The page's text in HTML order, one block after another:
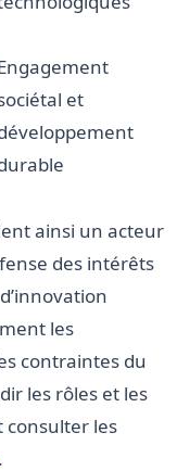
et
ainsi un acteur
des intérêts
les
contraintes du
les rôles et les
consulter les
.